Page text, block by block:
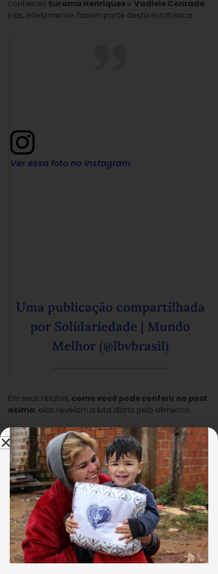
conheceu Surama Henriquese Vadiele Conrado.
Elas, infelizmente, fazem parte desta estatística.
Ver essa foto no Instagram
Uma publicação compartilhada
por Solidariedade | Mundo
Melhor (@lbvbrasil)
Em seus relatos, como você pode conferir no post
acima, elas revelam a luta diária pelo alimento.
“Luto muito para ter as minhas
coisas. Então, com essa doença,
piorou cada vez mais. A
comunidade da gente é esquecida.
Comi muito fubá, não vou mentir.